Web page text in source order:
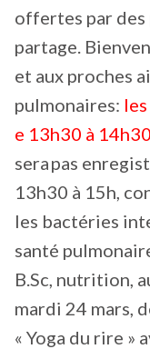
offertes par
partage.
et aux proches
pulmonaires:
e 13h30 à
sera pas
13h30 à 15h,
les bactéries
santé
B.Sc, nutrition,
mardi 24 mars,
« Yoga du rire »